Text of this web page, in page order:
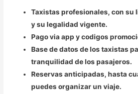
Taxistas profesionales, con su
y su legalidad vigente.
Pago via app y codigos
Base de datos de los taxistas
tranquilidad de los pasajeros.
Reservas anticipadas, hasta
puedes organizar un viaje.